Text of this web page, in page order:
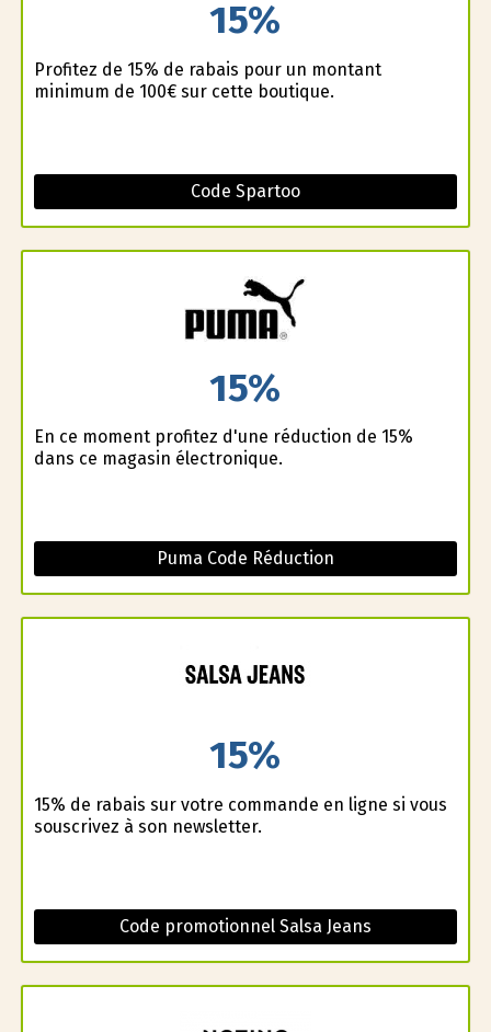
15%
Profitez de 15% de rabais pour un montant
minimum de 100€ sur cette boutique.
Code Spartoo
15%
En ce moment profitez d'une réduction de 15%
dans ce magasin électronique.
Puma Code Réduction
15%
15% de rabais sur votre commande en ligne si vous
souscrivez à son newsletter.
Code promotionnel Salsa Jeans